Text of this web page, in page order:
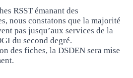
RSST émanant des
nous constatons que la majorité
pas jusqu’aux services de la
du second degré.
des fiches, la DSDEN sera mise